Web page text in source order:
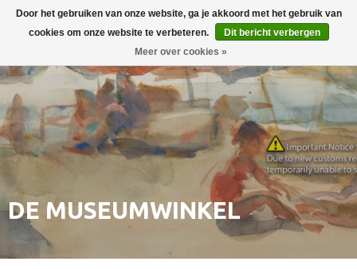
Inloggen 0
DE MUSEUMWINKEL
Door het gebruiken van onze website, ga je akkoord met het gebruik van
cookies om onze website te verbeteren.
Dit bericht verbergen
Meer over cookies »